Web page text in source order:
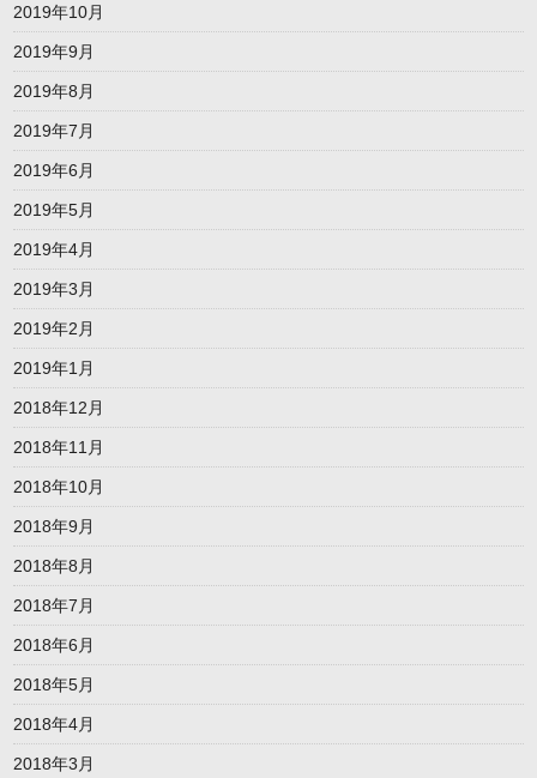
2019年10月
2019年9月
2019年8月
2019年7月
2019年6月
2019年5月
2019年4月
2019年3月
2019年2月
2019年1月
2018年12月
2018年11月
2018年10月
2018年9月
2018年8月
2018年7月
2018年6月
2018年5月
2018年4月
2018年3月